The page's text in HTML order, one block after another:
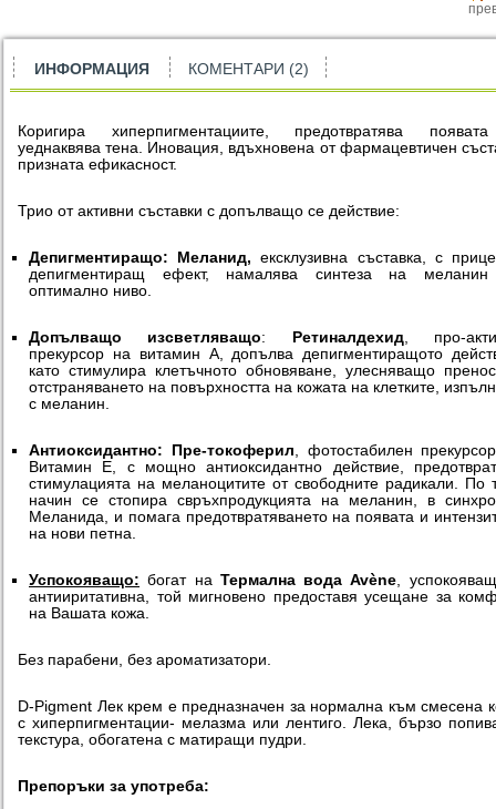
ИНФОРМАЦИЯ КОМЕНТАРИ (2)
Коригира хиперпигментациите, предотвратява
уеднаквява тена. Иновация, вдъхновена от фармацевтичен
призната ефикасност.
Трио от активни съставки с допълващо се действие:
Депигментиращо: Меланид, ексклузивна съставка, с
депигментиращ ефект, намалява синтеза на
оптимално ниво.
Допълващо изсветляващо: Ретиналдехид, про-
прекурсор на витамин А, допълва депигментиращото
като стимулира клетъчното обновяване, улесняващо
отстраняването на повърхността на кожата на клетките,
с меланин.
Антиоксидантно: Пре-токоферил, фотостабилен
Витамин Е, с мощно антиоксидантно действие,
стимулацията на меланоцитите от свободните радикали. По
начин се стопира свръхпродукцията на меланин, в
Меланида, и помага предотвратяването на появата и
на нови петна.
Успокояващо: богат на Термална водаAvène,
антииритативна, той мигновено предоставя усещане за
на Вашата кожа.
Без парабени, без ароматизатори.
D-Pigment Лек крем е предназначен за нормална към смесена
с хиперпигментации- мелазма или лентиго. Лека, бързо
текстура, обогатена с матиращи пудри.
Препоръки за употреба: